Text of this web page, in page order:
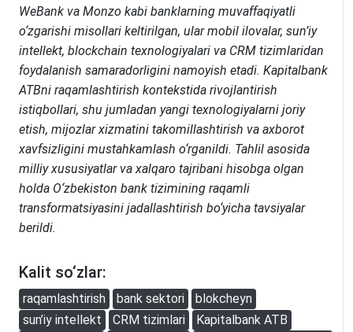
WeBank va Monzo kabi banklarning muvaffaqiyatli
o‘zgarishi misollari keltirilgan, ular mobil ilovalar, sun’iy
intellekt, blockchain texnologiyalari va CRM tizimlaridan
foydalanish samaradorligini namoyish etadi. Kapitalbank
ATBni raqamlashtirish kontekstida rivojlantirish
istiqbollari, shu jumladan yangi texnologiyalarni joriy
etish, mijozlar xizmatini takomillashtirish va axborot
xavfsizligini mustahkamlash o‘rganildi. Tahlil asosida
milliy xususiyatlar va xalqaro tajribani hisobga olgan
holda O‘zbekiston bank tizimining raqamli
transformatsiyasini jadallashtirish bo‘yicha tavsiyalar
berildi.
Kalit so‘zlar:
raqamlashtirish bank sektori
blokcheyn
sun’iy intellekt
CRM tizimlari
Kapitalbank ATB